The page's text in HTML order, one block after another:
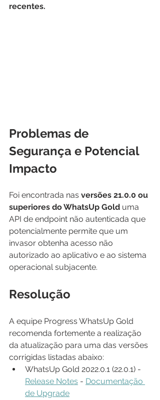
recentes.
Problemas de
Segurança e Potencial
Impacto
Foi encontrada nas versões 21.0.0 ou
superiores do WhatsUp Gold uma
API de endpoint não autenticada que
potencialmente permite que um
invasor obtenha acesso não
autorizado ao aplicativo e ao sistema
operacional subjacente.
Resolução
A equipe Progress WhatsUp Gold
recomenda fortemente a realização
da atualização para uma das versões
corrigidas listadas abaixo:
WhatsUp Gold 2022.0.1 (22.0.1) -
Release Notes - Documentação
de Upgrade